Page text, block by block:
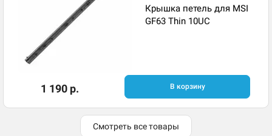
Крышка петель для MSI
GF63 Thin 10UC
1 190 р. В корзину
Смотреть все товары